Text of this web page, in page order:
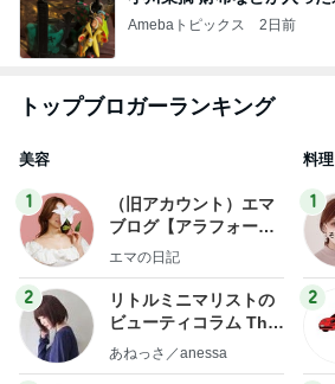
Amebaトピックス 2日前
トップブロガーランキング
美容
1
（旧アカウント）エマ
ブログ【アラフォー会
社売却セカンドライ
エマの日記
2
リトルミニマリストの
ビューティコラム The
little minimalist's bea
あねっさ／anessa
料理
1
2